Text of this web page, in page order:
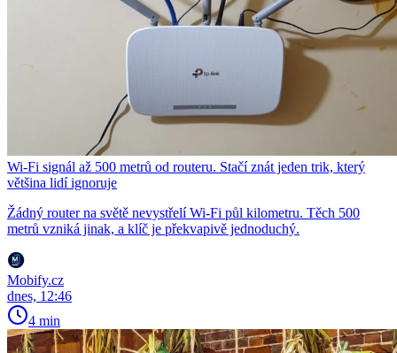
Wi-Fi signál až 500 metrů od routeru. Stačí znát jeden trik, který
většina lidí ignoruje
Žádný router na světě nevystřelí Wi-Fi půl kilometru. Těch 500
metrů vzniká jinak, a klíč je překvapivě jednoduchý.
Mobify.cz
dnes, 12:46
4 min